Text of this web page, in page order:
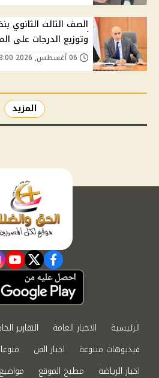
وتوزيع الدرجات على
المزيد
facebook
twitter
الرئيسية الاخبار العامة التقارير
فيديوهات متنوعة
اخبار الفن
اخبار الرياضة
مطبخ الموقع